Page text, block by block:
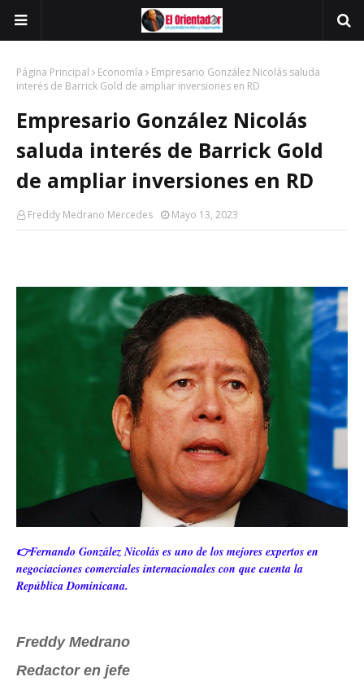
Página Principal Economía
Empresario González Nicolás saluda
interés de Barrick Gold de ampliar inversiones en RD
Empresario González Nicolás
saluda interés de Barrick Gold
de ampliar inversiones en RD
Freddy Medrano Mercedes Mayo 13, 2023
👉Fernando González Nicolás es uno de los mejores expertos en
negociaciones comerciales internacionales con que cuenta la
República Dominicana.
Freddy Medrano
Redactor en jefe